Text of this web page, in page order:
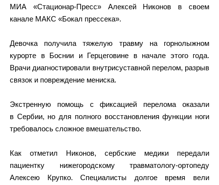
МИА «Стационар-Пресс» Алексей Никонов в своем
канале МАКС «Бокал прессека».
Девочка получила тяжелую травму на горнолыжном
курорте в Боснии и Герцеговине в начале этого года.
Врачи диагностировали внутрисуставной перелом, разрыв
связок и повреждение мениска.
Экстренную помощь с фиксацией перелома оказали
в Сербии, но для полного восстановления функции ноги
требовалось сложное вмешательство.
Как отметил Никонов, сербские медики передали
пациентку нижегородскому травматологу-ортопеду
Алексею Крупко. Специалисты долгое время вели